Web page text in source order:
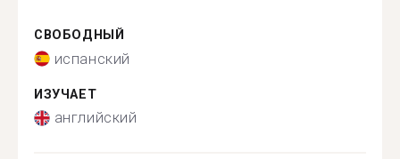
СВОБОДНЫЙ
испанский
ИЗУЧАЕТ
английский